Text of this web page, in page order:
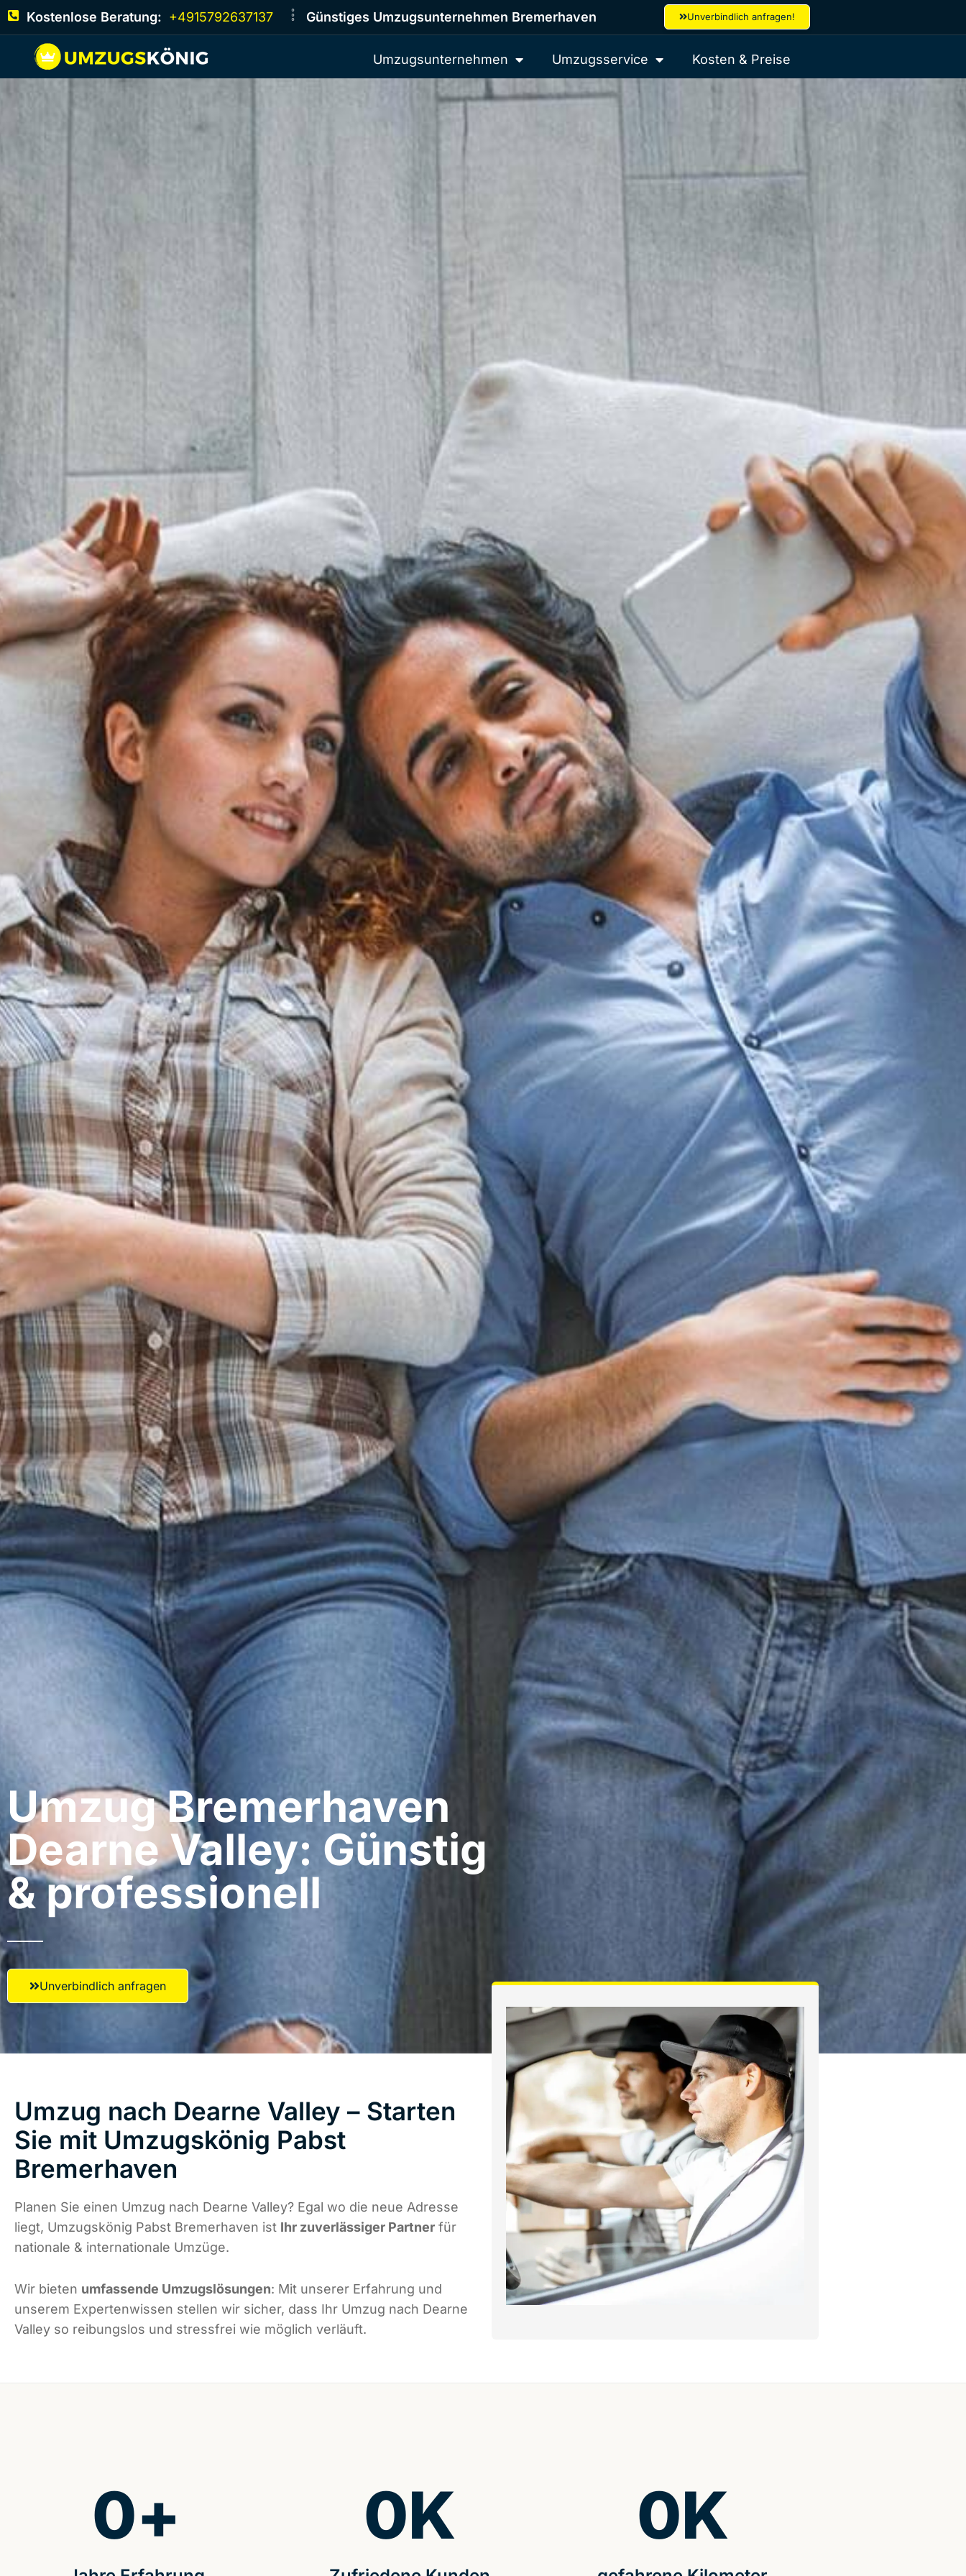
Kostenlose Beratung: +4915792637137 Günstiges Umzugsunternehmen Bremerhaven Unverbindlich anfragen!
Umzugsunternehmen Umzugsservice Kosten & Preise
Umzug Bremerhaven​
Dearne Valley: Günstig
& professionell​
Unverbindlich anfragen
Umzug nach Dearne Valley – Starten
Sie mit Umzugskönig Pabst
Bremerhaven
Planen Sie einen Umzug nach Dearne Valley? Egal wo die neue Adresse
liegt, Umzugskönig Pabst Bremerhaven ist Ihr zuverlässiger Partner für
nationale & internationale Umzüge.
Wir bieten umfassende Umzugslösungen: Mit unserer Erfahrung und
unserem Expertenwissen stellen wir sicher, dass Ihr Umzug nach Dearne
Valley so reibungslos und stressfrei wie möglich verläuft.
0+ 0K 0K